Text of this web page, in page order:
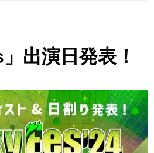
出演日発表！